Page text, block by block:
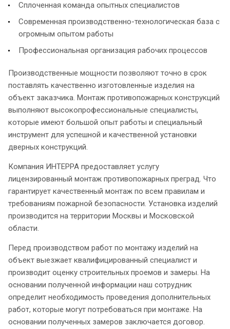
Сплоченная команда опытных специалистов
Современная производственно-технологическая база с
огромным опытом работы
Профессиональная организация рабочих процессов
Производственные мощности позволяют точно в срок
поставлять качественно изготовленные изделия на
объект заказчика. Монтаж противопожарных конструкций
выполняют высокопрофессиональные специалисты,
которые имеют большой опыт работы и специальный
инструмент для успешной и качественной установки
дверных конструкций.
Компания ИНТЕРРА предоставляет услугу
лицензированный монтаж противопожарных преград. Что
гарантирует качественный монтаж по всем правилам и
требованиям пожарной безопасности. Установка изделий
производится на территории Москвы и Московской
области.
Перед производством работ по монтажу изделий на
объект выезжает квалифицированный специалист и
производит оценку строительных проемов и замеры. На
основании полученной информации наш сотрудник
определит необходимость проведения дополнительных
работ, которые могут потребоваться при монтаже. На
основании полученных замеров заключается договор.